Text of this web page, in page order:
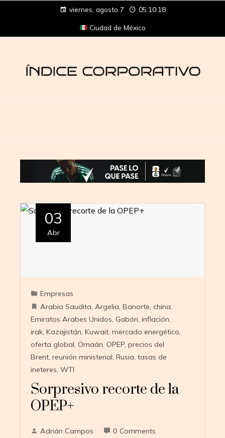
viernes, agosto 7 05:10:18
Ciudad de México
03
Abr
Empresas
Arabia Saudita, Argelia, Banorte, china,
Emiratos Arabes Unidos, Gabón, inflación,
irak, Kazajistán, Kuwait, mercado energético,
oferta global, Omaán, OPEP, precios del
Brent, reunión ministerial, Rusia, tasas de
ineteres, WTI
Sorpresivo recorte de la
OPEP+
Adrián Campos 0 Comments